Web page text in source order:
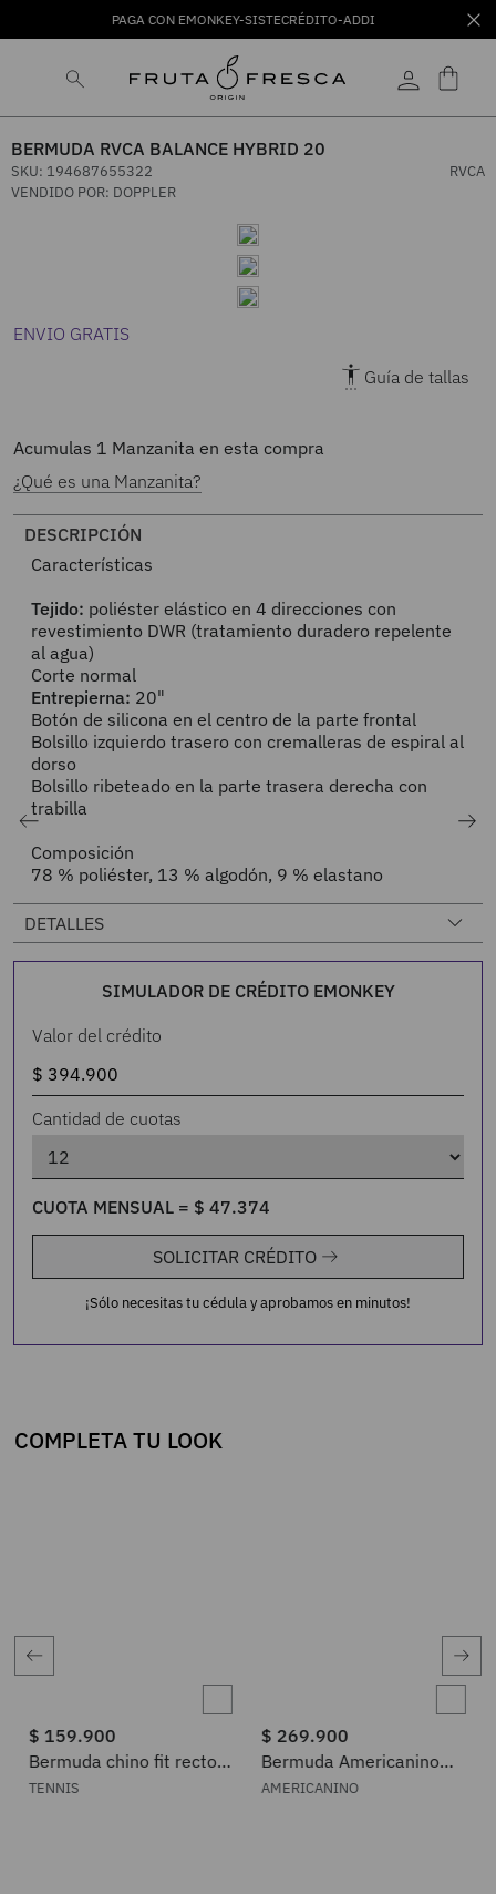
PAGA CON EMONKEY-SISTECRÉDITO-ADDI
BERMUDA RVCA BALANCE HYBRID 20
SKU: 194687655322
RVCA
VENDIDO POR: DOPPLER
ENVIO GRATIS
Guía de tallas
Acumulas 1 Manzanita en esta compra
¿Qué es una Manzanita?
DESCRIPCIÓN
Características
Tejido: poliéster elástico en 4 direcciones con
revestimiento DWR (tratamiento duradero repelente
al agua)
Corte normal
Entrepierna: 20"
Botón de silicona en el centro de la parte frontal
Bolsillo izquierdo trasero con cremalleras de espiral al
dorso
Bolsillo ribeteado en la parte trasera derecha con
trabilla
Composición
78 % poliéster, 13 % algodón, 9 % elastano
DETALLES
SIMULADOR DE CRÉDITO EMONKEY
Valor del crédito
Cantidad de cuotas
CUOTA MENSUAL = $ 47.374
SOLICITAR CRÉDITO
¡Sólo necesitas tu cédula y aprobamos en minutos!
COMPLETA TU LOOK
$ 159.900
Bermuda chino fit recto
con micro rayas
TENNIS
$ 269.900
Bermuda Americanino
para Hombre 552H008
AMERICANINO